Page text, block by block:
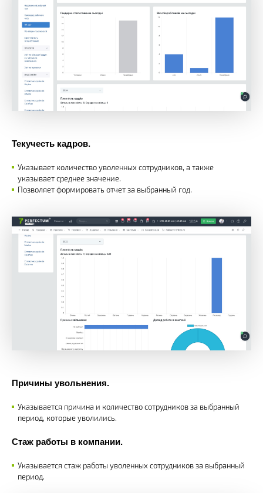
Текучесть кадров.
Указывает количество уволенных сотрудников, а также
указывает среднее значение.
Позволяет формировать отчет за выбранный год.
Причины увольнения.
Указывается причина и количество сотрудников за выбранный
период, которые уволились.
Стаж работы в компании.
Указывается стаж работы уволенных сотрудников за выбранный
период.